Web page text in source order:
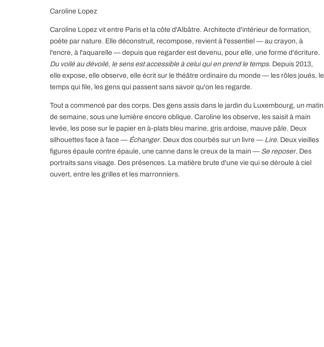
Caroline Lopez
Caroline Lopez vit entre Paris et la côte d'Albâtre. Architecte d'intérieur de formation,
poète par nature. Elle déconstruit, recompose, revient à l'essentiel — au crayon, à
l'encre, à l'aquarelle — depuis que regarder est devenu, pour elle, une forme d'écriture.
Du voilé au dévoilé, le sens est accessible à celui qui en prend le temps. Depuis 2013,
elle expose, elle observe, elle écrit sur le théâtre ordinaire du monde — les rôles joués, le
temps qui file, les gens qui passent sans savoir qu'on les regarde.
Tout a commencé par des corps. Des gens assis dans le jardin du Luxembourg, un matin
de semaine, sous une lumière encore oblique. Caroline les observe, les saisit à main
levée, les pose sur le papier en à-plats bleu marine, gris ardoise, mauve pâle. Deux
silhouettes face à face — Échanger. Deux dos courbés sur un livre — Lire. Deux vieilles
figures épaule contre épaule, une canne dans le creux de la main — Se reposer. Des
portraits sans visage. Des présences. La matière brute d'une vie qui se déroule à ciel
ouvert, entre les grilles et les marronniers.